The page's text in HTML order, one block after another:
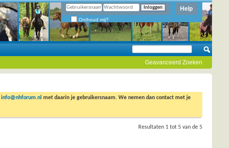
Help
Onthoud mij?
Geavanceerd Zoeken
info@nhforum.nl met daarin je gebruikersnaam. We nemen dan contact met je
Resultaten 1 tot 5 van de 5